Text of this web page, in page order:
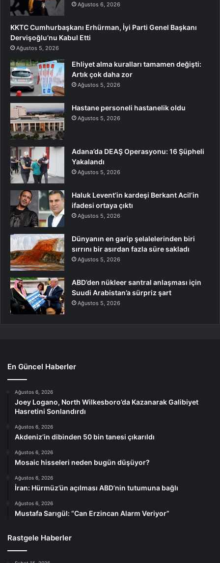
Ağustos 6, 2026
KKTC Cumhurbaşkanı Erhürman, İyi Parti Genel Başkanı
Dervişoğlu’nu Kabul Etti
Ağustos 5, 2026
Ehliyet alma kuralları tamamen değişti:
Artık çok daha zor
Ağustos 5, 2026
Hastane personeli hastanelik oldu
Ağustos 5, 2026
Adana’da DEAŞ Operasyonu: 16 Şüpheli
Yakalandı
Ağustos 5, 2026
Haluk Levent’in kardeşi Berkant Acil’in
ifadesi ortaya çıktı
Ağustos 5, 2026
Dünyanın en garip şelalelerinden biri
sırrını bir asırdan fazla süre sakladı
Ağustos 5, 2026
ABD’den nükleer santral anlaşması için
Suudi Arabistan’a sürpriz şart
Ağustos 5, 2026
En Güncel Haberler
Ağustos 6, 2026
Joey Logano, North Wilkesboro’da Kazanarak Galibiyet
Hasretini Sonlandırdı
Ağustos 6, 2026
Akdeniz’in dibinden 50 bin tanesi çıkarıldı
Ağustos 6, 2026
Mosaic hisseleri neden bugün düşüyor?
Ağustos 6, 2026
İran: Hürmüz’ün açılması ABD’nin tutumuna bağlı
Ağustos 6, 2026
Mustafa Sarıgül: “Can Erzincan Alarm Veriyor”
Rastgele Haberler